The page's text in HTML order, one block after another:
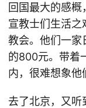
回国最大的感概
宣教士们生活之
教会。他们一家
的800元。带着
内，很难想象他
去了北京，又